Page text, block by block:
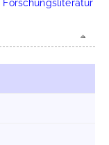
Forschungsliteratur